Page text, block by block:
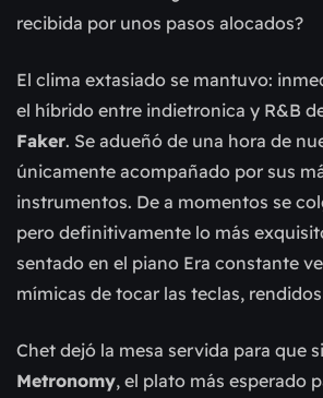
recibida por unos pasos alocados?
El clima extasiado se mantuvo:
el híbrido entre indietronica y R&B
Faker. Se adueñó de una hora de
únicamente acompañado por sus
instrumentos. De a momentos se
pero definitivamente lo más
sentado en el piano Era constante
mímicas de tocar las teclas,
Chet dejó la mesa servida para que
Metronomy, el plato más esperado